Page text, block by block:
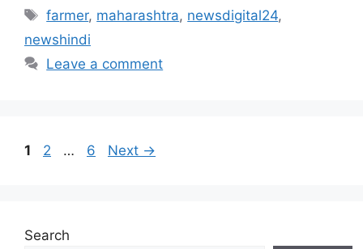
Tags
farmer, maharashtra, newsdigital24,
newshindi
Leave a comment
Page
1 Page
2 … Page
6 Next →
Search